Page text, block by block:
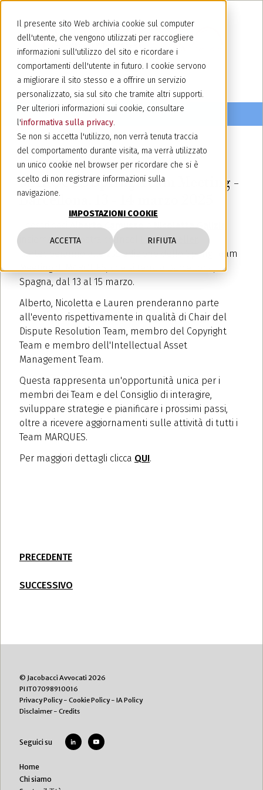
Il presente sito Web archivia cookie sul computer
dell'utente, che vengono utilizzati per raccogliere
informazioni sull'utilizzo del sito e ricordare i
comportamenti dell'utente in futuro. I cookie servono
a migliorare il sito stesso e a offrire un servizio
personalizzato, sia sul sito che tramite altri supporti.
Per ulteriori informazioni sui cookie, consultare
l'informativa sulla privacy.
Se non si accetta l'utilizzo, non verrà tenuta traccia
del comportamento durante visita, ma verrà utilizzato
un unico cookie nel browser per ricordare che si è
scelto di non registrare informazioni sulla
navigazione.
IMPOSTAZIONI COOKIE
ACCETTA RIFIUTA
10 marzo 2025
MARQUES Spring Team Meeting -
Barcellona, 13 - 14 marzo 2025
I nostri sociAlberto CamussoeNicoletta Galizia
insieme alla nostra counsel
Lauren Keller
parteciperanno alla 23ª edizione dello Spring Team
Spagna, dal 13 al 15 marzo.
Alberto, Nicoletta e Lauren prenderanno parte
all'evento rispettivamente in qualità di Chair del
Dispute Resolution Team, membro del Copyright
Team e membro dell'Intellectual Asset
Management Team.
Questa rappresenta un'opportunità unica per i
membri dei Team e del Consiglio di interagire,
sviluppare strategie e pianificare i prossimi passi,
oltre a ricevere aggiornamenti sulle attività di tutti i
Team MARQUES.
Per maggiori dettagli clicca QUI.
PRECEDENTE
SUCCESSIVO
© Jacobacci Avvocati 2026
PI IT07098910016
Privacy Policy- Cookie Policy- IA Policy
Disclaimer- Credits
Seguici su
Home
Chi siamo